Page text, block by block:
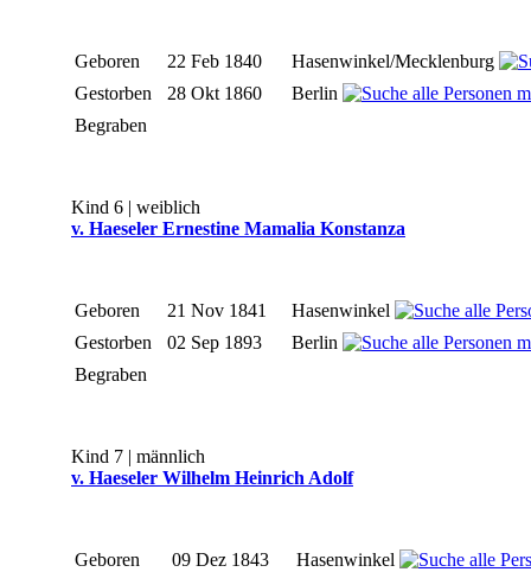
Geboren 22 Feb 1840
Hasenwinkel/Mecklenburg
Gestorben
28 Okt 1860
Berlin
Begraben
Kind 6 | weiblich
v. Haeseler Ernestine Mamalia Konstanza
Geboren 21 Nov 1841
Hasenwinkel
Gestorben
02 Sep 1893
Berlin
Begraben
Kind 7 | männlich
v. Haeseler Wilhelm Heinrich Adolf
Geboren 09 Dez 1843
Hasenwinkel